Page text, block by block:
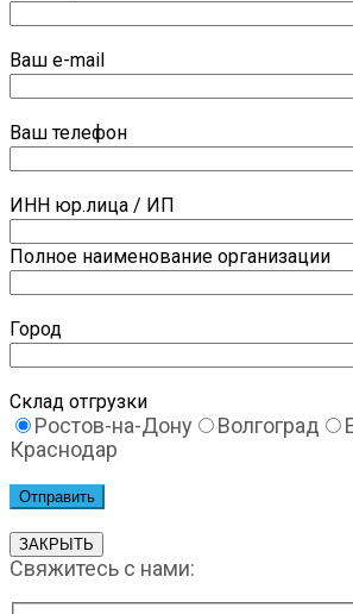
Ваш e-mail
Ваш телефон
ИНН юр.лица / ИП
Полное наименование организации
Город
Склад отгрузки
Ростов-на-Дону Волгоград
Краснодар
ЗАКРЫТЬ
Свяжитесь с нами: